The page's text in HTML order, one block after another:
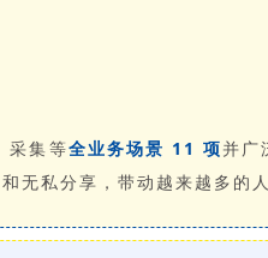
采集等全业务场景 11 项并广
无私分享，带动越来越多的